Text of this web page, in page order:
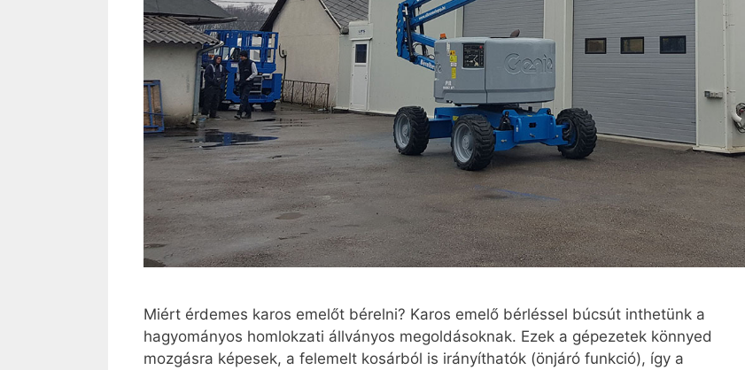
Miért érdemes karos emelőt bérelni? Karos emelő bérléssel búcsút inthetünk a
hagyományos homlokzati állványos megoldásoknak. Ezek a gépezetek könnyed
mozgásra képesek, a felemelt kosárból is irányíthatók (önjáró funkció), így a